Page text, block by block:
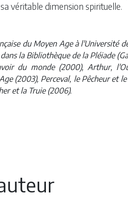
véritable dimension spirituelle.
du Moyen Age à l'Université
la Bibliothèque de la Pléiade
du monde (2000), Arthur,
(2003), Perceval, le Pêcheur et le
et la Truie (2006).